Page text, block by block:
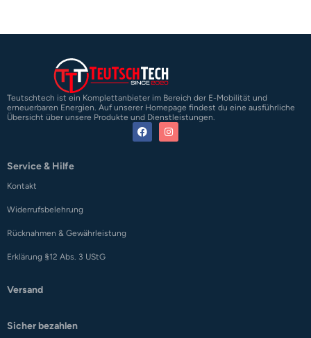
Teutschtech ist ein Komplettanbieter im Bereich der E-Mobilität und
erneuerbaren Energien. Auf unserer Homepage findest du eine ausführliche
Übersicht über unsere Produkte und Dienstleistungen.
Service & Hilfe
Kontakt
Widerrufsbelehrung
Rücknahmen & Gewährleistung
Erklärung §12 Abs. 3 UStG
Versand
Sicher bezahlen